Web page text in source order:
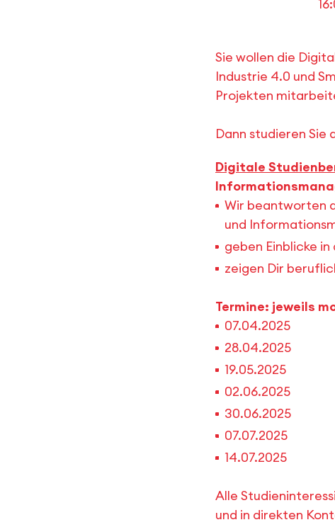
Sie wollen die
Industrie 4.0 und
Projekten
Dann studieren
Digitale
Wir beantworten
und
geben Einblicke
zeigen Dir
Termine: jeweils
07.04.2025
28.04.2025
19.05.2025
02.06.2025
30.06.2025
07.07.2025
14.07.2025
Alle
und in direkten